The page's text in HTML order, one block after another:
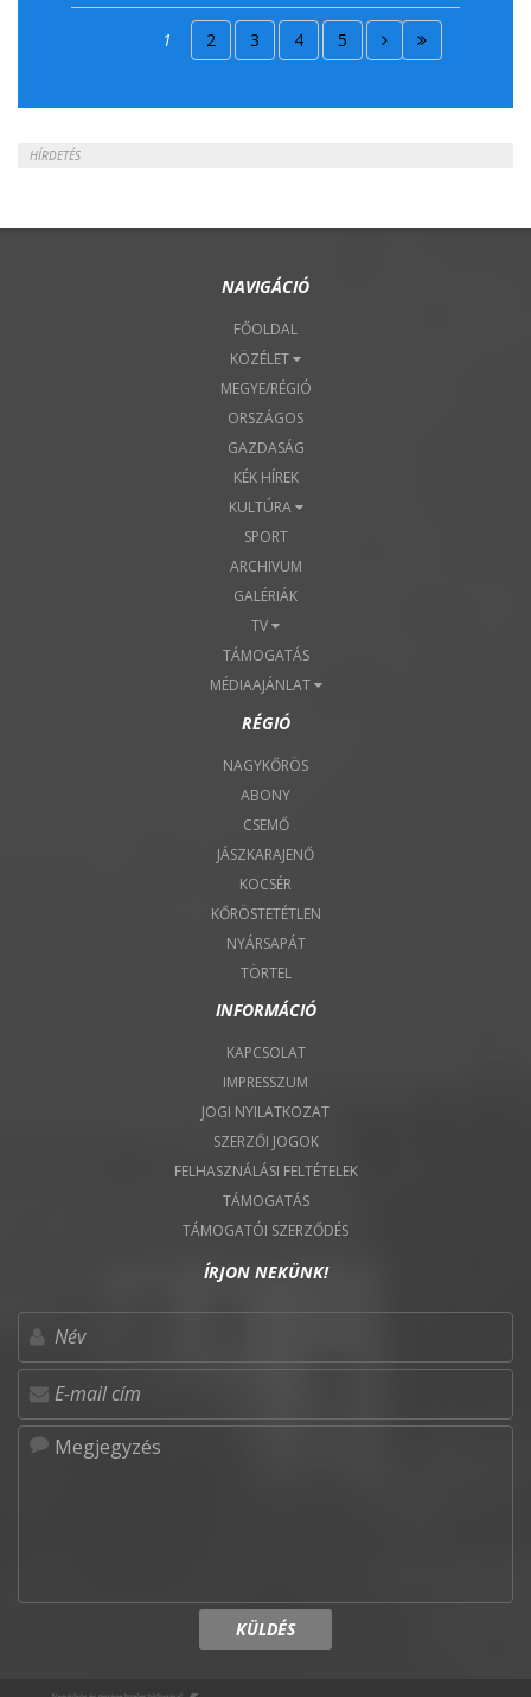
2018. Április 15.
1 2 3 4 5
HÍRDETÉS
NAVIGÁCIÓ
FŐOLDAL
KÖZÉLET
MEGYE/RÉGIÓ
ORSZÁGOS
GAZDASÁG
KÉK HÍREK
KULTÚRA
SPORT
ARCHIVUM
GALÉRIÁK
TV
TÁMOGATÁS
MÉDIAAJÁNLAT
RÉGIÓ
NAGYKŐRÖS
ABONY
CSEMŐ
JÁSZKARAJENŐ
KOCSÉR
KŐRÖSTETÉTLEN
NYÁRSAPÁT
TÖRTEL
INFORMÁCIÓ
KAPCSOLAT
IMPRESSZUM
JOGI NYILATKOZAT
SZERZŐI JOGOK
FELHASZNÁLÁSI FELTÉTELEK
TÁMOGATÁS
TÁMOGATÓI SZERZŐDÉS
ÍRJON NEKÜNK!
KÜLDÉS